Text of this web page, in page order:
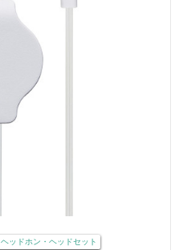
ヘッドホン・ヘッドセット